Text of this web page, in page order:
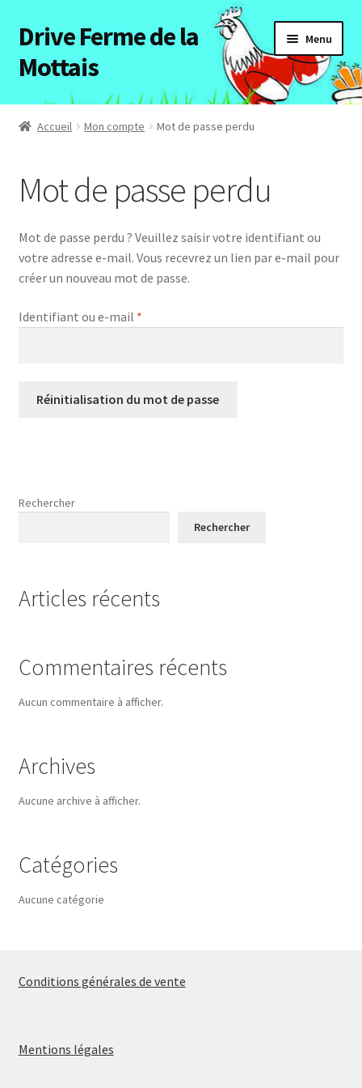
Aller
à
la
navigation
Aller
au
contenu
Drive Ferme de la
Mottais
Menu
Accueil
Mon compte
Accueil Mon compte Mot de passe perdu
Mot de passe perdu
Mot de passe perdu ? Veuillez saisir votre identifiant ou
votre adresse e-mail. Vous recevrez un lien par e-mail pour
créer un nouveau mot de passe.
Identifiant ou e-mail *Obligatoire
Réinitialisation du mot de passe
Rechercher
Rechercher
Articles récents
Commentaires récents
Aucun commentaire à afficher.
Archives
Aucune archive à afficher.
Catégories
Aucune catégorie
Conditions générales de vente
Mentions légales